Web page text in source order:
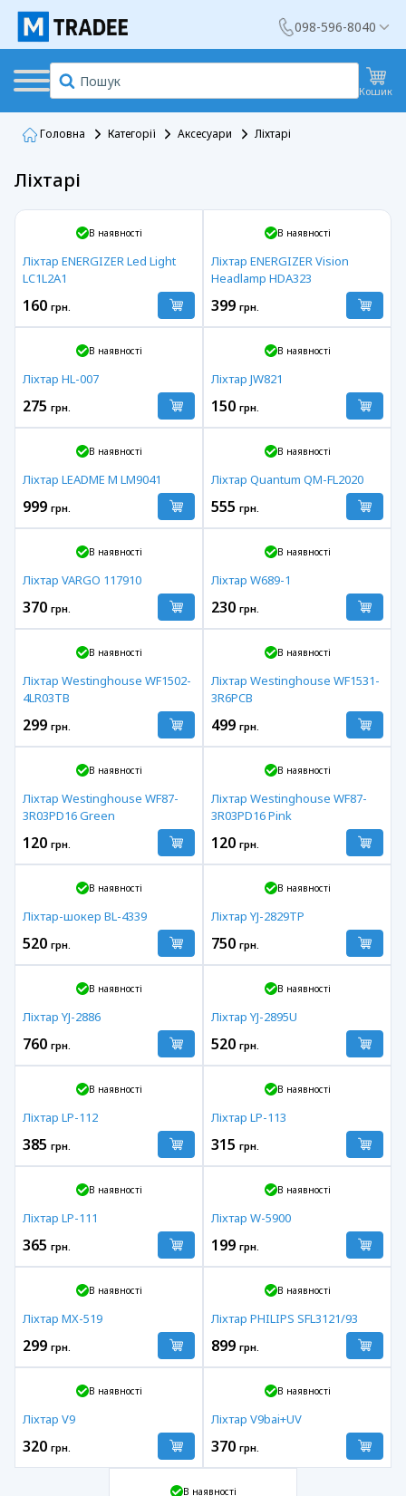
098-596-8040
Кошик
Головна Категорії Аксесуари Ліхтарі
Ліхтарі
В наявності
Ліхтар ENERGIZER Led Light
LC1L2A1
160 грн.
В наявності
Ліхтар ENERGIZER Vision
Headlamp HDA323
399 грн.
В наявності
Ліхтар HL-007
275 грн.
В наявності
Ліхтар JW821
150 грн.
В наявності
Ліхтар LEADME M LM9041
999 грн.
В наявності
Ліхтар Quantum QM-FL2020
555 грн.
В наявності
Ліхтар VARGO 117910
370 грн.
В наявності
Ліхтар W689-1
230 грн.
В наявності
Ліхтар Westinghouse WF1502-
4LR03TB
299 грн.
В наявності
Ліхтар Westinghouse WF1531-
3R6PCB
499 грн.
В наявності
Ліхтар Westinghouse WF87-
3R03PD16 Green
120 грн.
В наявності
Ліхтар Westinghouse WF87-
3R03PD16 Pink
120 грн.
В наявності
Ліхтар-шокер BL-4339
520 грн.
В наявності
Ліхтар YJ-2829TP
750 грн.
В наявності
Ліхтар YJ-2886
760 грн.
В наявності
Ліхтар YJ-2895U
520 грн.
В наявності
Ліхтар LP-112
385 грн.
В наявності
Ліхтар LP-113
315 грн.
В наявності
Ліхтар LP-111
365 грн.
В наявності
Ліхтар W-5900
199 грн.
В наявності
Ліхтар MX-519
299 грн.
В наявності
Ліхтар PHILIPS SFL3121/93
899 грн.
В наявності
Ліхтар V9
320 грн.
В наявності
Ліхтар V9bai+UV
370 грн.
В наявності